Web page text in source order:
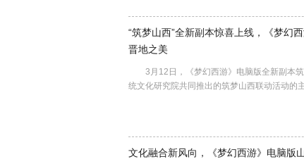
“筑梦山西”全新副本惊喜上线，《梦幻
晋地之美
3月12日，《梦幻西游》电脑版全新副本筑
统文化研究院共同推出的筑梦山西联动活动
文化融合新风向，《梦幻西游》电脑版